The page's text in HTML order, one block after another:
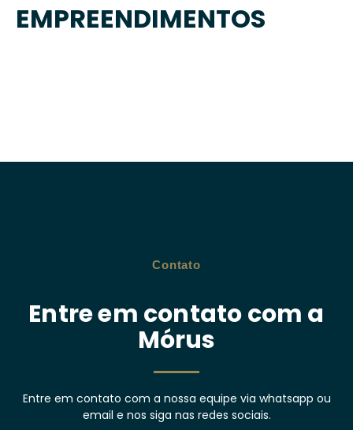
EMPREENDIMENTOS
Contato
Entre em contato com a
Mórus
Entre em contato com a nossa equipe via whatsapp ou
email e nos siga nas redes sociais.